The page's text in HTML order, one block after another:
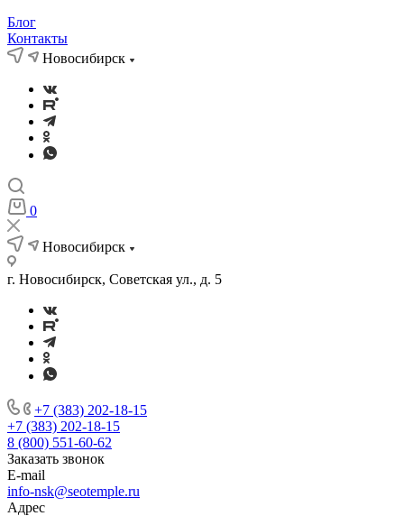
Блог
Контакты
Новосибирск
0
Новосибирск
г. Новосибирск, Советская ул., д. 5
+7 (383) 202-18-15
+7 (383) 202-18-15
8 (800) 551-60-62
Заказать звонок
E-mail
info-nsk@seotemple.ru
Адрес